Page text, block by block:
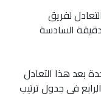
لفريق
السادسة
بعد هذا التعادل
المركز الرابع في جدول ترتيب